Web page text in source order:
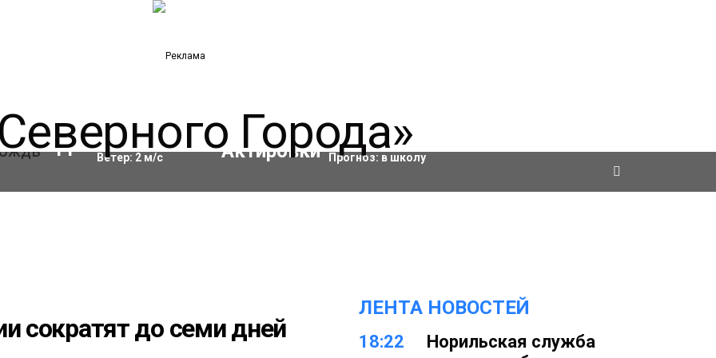
11°C Влажность:96%
Ветер: 2м/с
Актировки
Прогноз: в школу
сократят до семи дней
ЛЕНТА НОВОСТЕЙ
18:22
Норильская служба